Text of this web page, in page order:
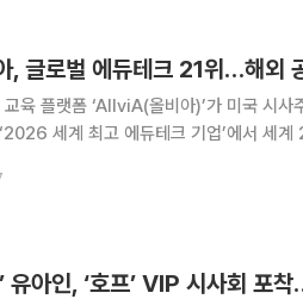
, 글로벌 에듀테크 21위…해외
육 플랫폼 ‘AllviA(올비아)’가 미국 시사
세계 최고 에듀테크 기업’에서 세
이터에 기반해 평가한 결과다
유아인, ‘호프’ VIP 시사회 포